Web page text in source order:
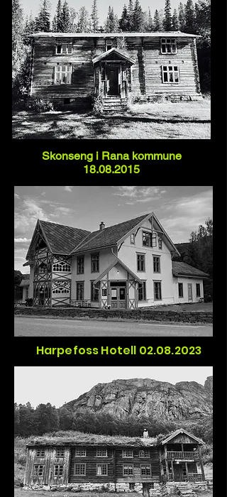
Small
Title
Skonseng i Rana kommune
18.08.2015
Harpefoss Hotell 02.08.2023